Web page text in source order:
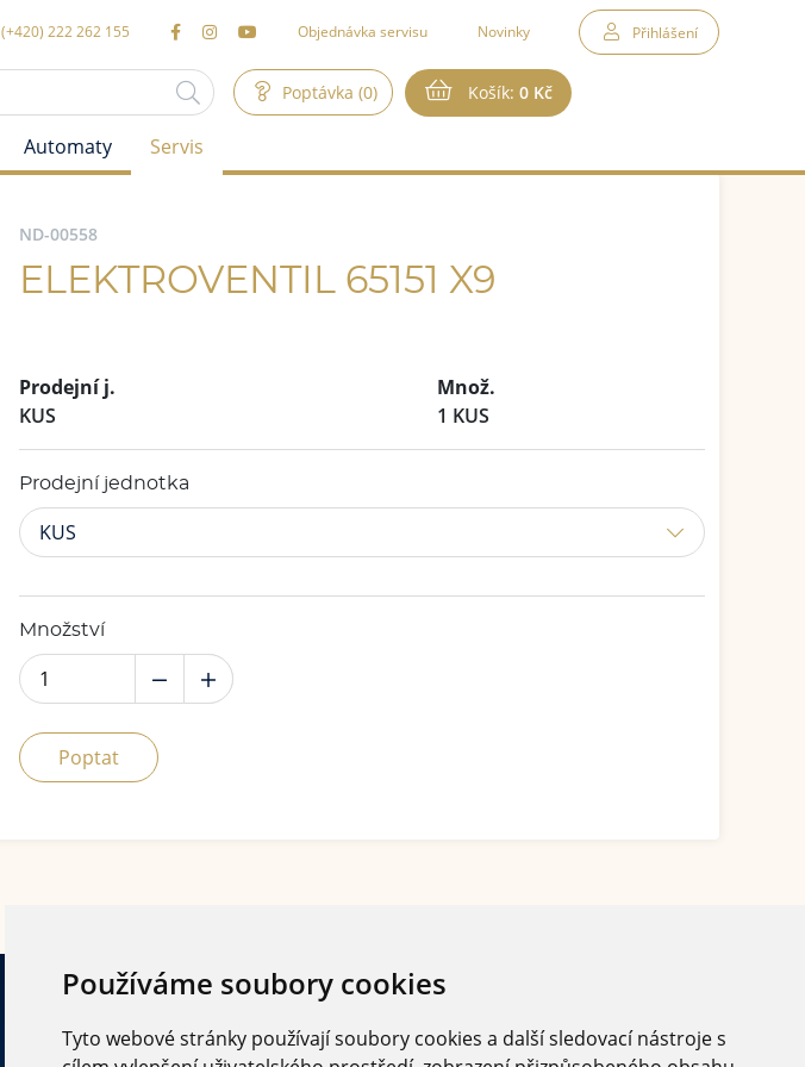
Používáme soubory cookies
Tyto webové stránky používají soubory cookies a další sledovací nástroje s
Přihlášení
(+420) 222 262 155 Objednávka servisu Novinky
Poptávka (0) Košík:0 Kč
ND-00558
ELEKTROVENTIL 65151 X9
Prodejní j.
Množ.
KUS
1 KUS
Prodejní jednotka
KUS
Množství
Poptat
Automaty Servis